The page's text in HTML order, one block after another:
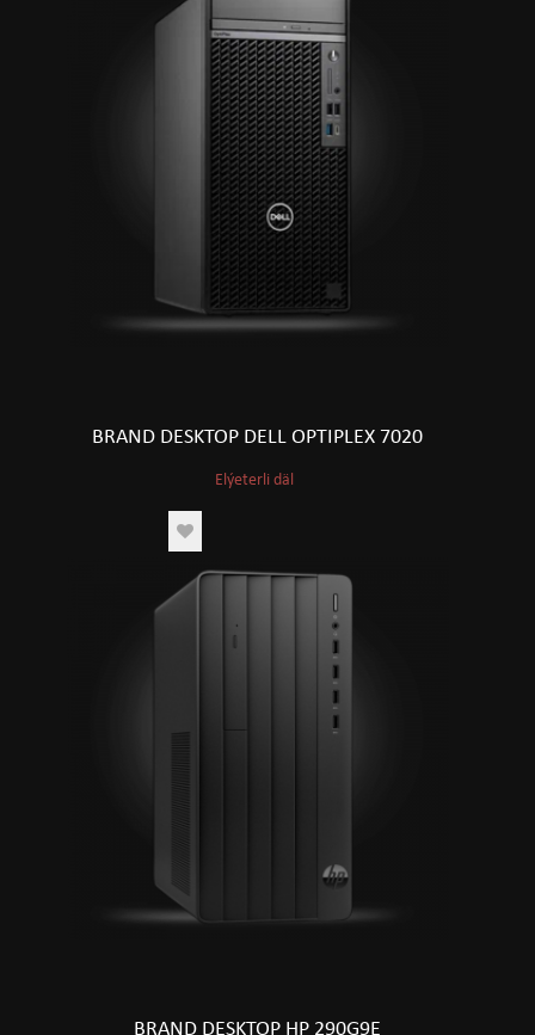
BRAND DESKTOP DELL OPTIPLEX 7020
Elýeterli däl
BRAND DESKTOP HP 290G9E